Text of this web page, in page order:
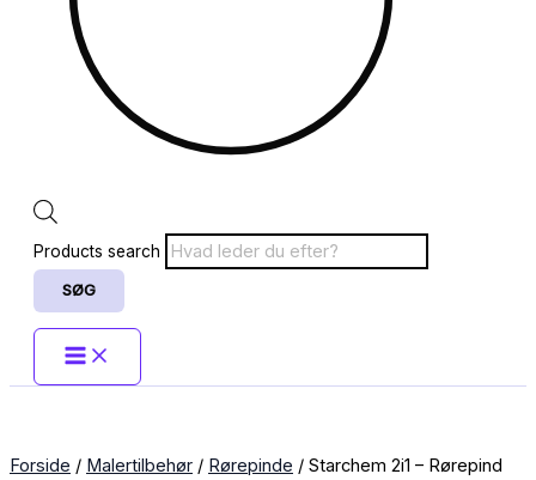
Products search
SØG
Forside / Malertilbehør / Rørepinde / Starchem 2i1 – Rørepind